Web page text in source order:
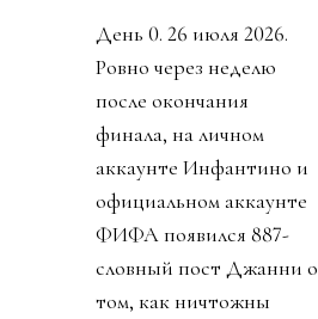
День 0. 26 июля 2026.
Ровно через неделю
после окончания
финала, на личном
аккаунте Инфантино и
официальном аккаунте
ФИФА появился 887-
словный пост Джанни о
том, как ничтожны